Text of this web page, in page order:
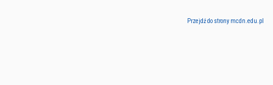
Przejdź do strony mcdn.edu.pl